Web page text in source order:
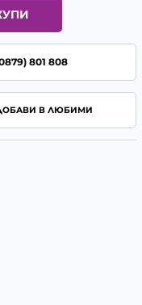
801 808
В ЛЮБИМИ